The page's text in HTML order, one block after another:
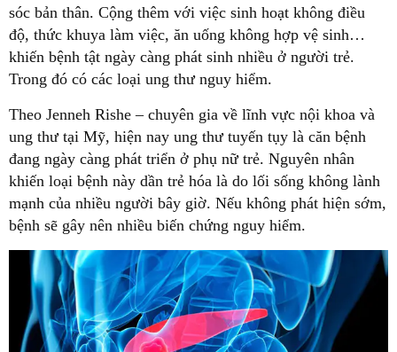
sóc bản thân. Cộng thêm với việc sinh hoạt không điều
độ, thức khuya làm việc, ăn uống không hợp vệ sinh…
khiến bệnh tật ngày càng phát sinh nhiều ở người trẻ.
Trong đó có các loại ung thư nguy hiểm.
Theo Jenneh Rishe – chuyên gia về lĩnh vực nội khoa và
ung thư tại Mỹ, hiện nay ung thư tuyến tụy là căn bệnh
đang ngày càng phát triển ở phụ nữ trẻ. Nguyên nhân
khiến loại bệnh này dần trẻ hóa là do lối sống không lành
mạnh của nhiều người bây giờ. Nếu không phát hiện sớm,
bệnh sẽ gây nên nhiều biến chứng nguy hiểm.